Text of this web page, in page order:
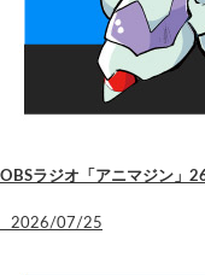
OBSラジオ「アニマジン」
2026/07/25